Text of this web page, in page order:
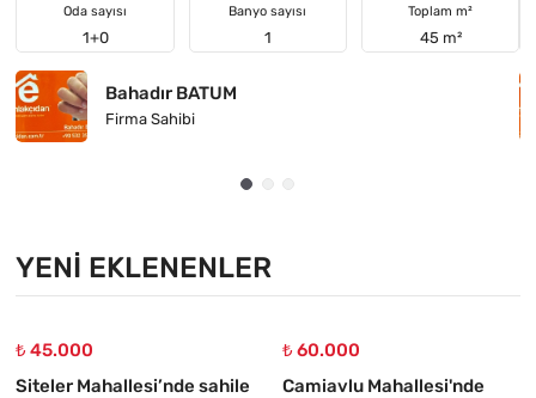
Oda sayısı
1+0
Banyo sayısı
1
Toplam m²
45 m²
Bahadır BATUM
Firma Sahibi
YENI EKLENENLER
₺ 45.000
Siteler Mahallesi’nde sahile
₺ 60.000
Camiavlu Mahallesi'nde